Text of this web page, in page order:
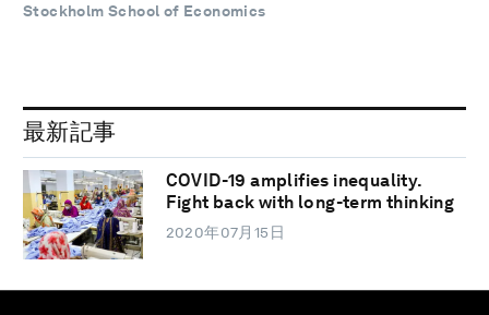
Stockholm School of Economics
最新記事
COVID-19 amplifies inequality.
Fight back with long-term thinking
2020年07月15日